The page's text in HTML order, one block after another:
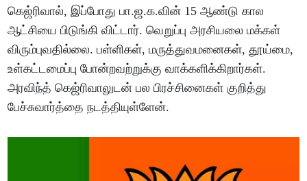
கெஜ்ரிவால், இப்போது பா.ஜ.க.வின் 15 ஆண்டு கால
ஆட்சியை பிடுங்கி விட்டார். வெறுப்பு அரசியலை மக்கள்
விரும்புவதில்லை. பள்ளிகள், மருத்துவமனைகள், தூய்மை,
உள்கட்டமைப்பு போன்றவற்றுக்கு வாக்களிக்கிறார்கள்.
அரவிந்த் கெஜ்ரிவாலுடன் பல பிரச்சினைகள் குறித்து
பேச்சுவார்த்தை நடத்தியுள்ளேன்.